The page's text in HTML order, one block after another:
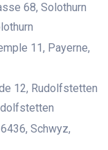
68, Solothurn
11, Payerne,
12, Rudolfstetten
Schwyz,